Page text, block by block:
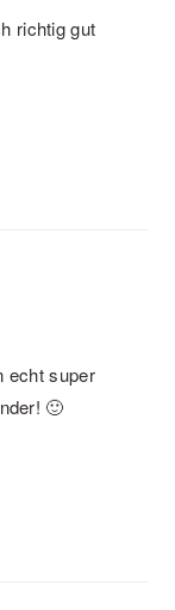
richtig gut
echt super
🙂